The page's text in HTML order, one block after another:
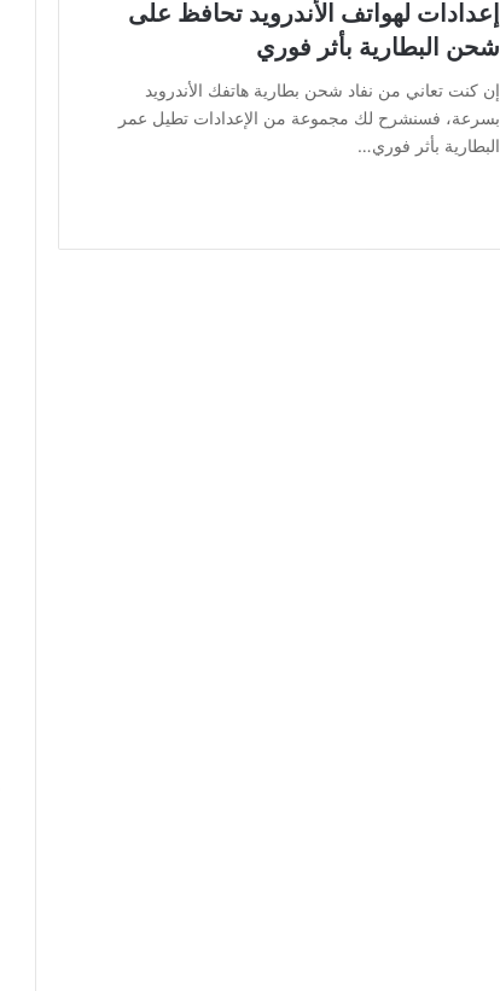
إعدادات لهواتف الأندرويد تحافظ على
شحن البطارية بأثر فوري
إن كنت تعاني من نفاد شحن بطارية هاتفك الأندرويد
بسرعة، فسنشرح لك مجموعة من الإعدادات تطيل عمر
البطارية بأثر فوري…